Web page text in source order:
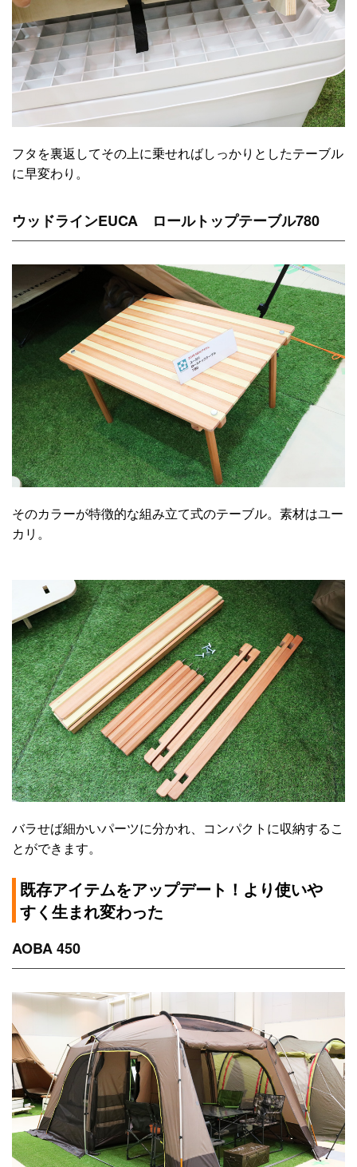
フタを裏返してその上に乗せればしっかりとしたテーブル
に早変わり。
ウッドラインEUCA ロールトップテーブル780
そのカラーが特徴的な組み立て式のテーブル。素材はユー
カリ。
バラせば細かいパーツに分かれ、コンパクトに収納するこ
とができます。
既存アイテムをアップデート！より使いや
すく生まれ変わった
AOBA 450